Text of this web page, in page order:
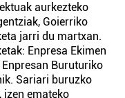
aurkezteko
Goierriko
jarri du martxan.
Enpresa Ekimen
Buruturiko
Sariari buruzko
izen emateko